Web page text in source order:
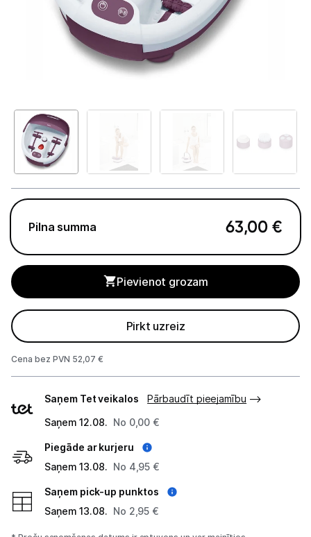
Telefoni, planšetdatori
Viedierīces
Sadzīves tehnika
Matu kopšana
Ķermeņa kopšana
Veselība
Elektriskās zobu birstes
Sildīšanas ierīces
Termometri
Sports un atpūta
Pilna summa 63,00 €
Pievienot grozam
Pirkt uzreiz
Cena bez PVN 52,07 €
veidi
Saņem Tet veikalos
Pārbaudīt pieejamību
Saņem 12.08. No 0,00 €
Piegāde ar kurjeru
Saņem 13.08. No 4,95 €
Saņem pick-up punktos
Saņem 13.08. No 2,95 €